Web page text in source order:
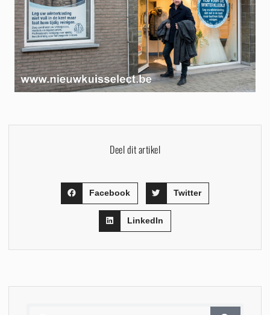
Deel dit artikel
Facebook Twitter
LinkedIn